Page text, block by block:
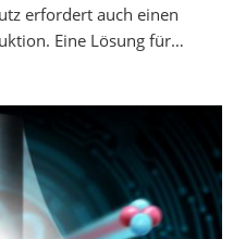
erfordert auch einen
Eine Lösung für…